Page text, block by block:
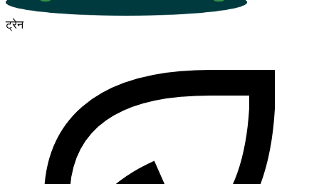
ट्रेन